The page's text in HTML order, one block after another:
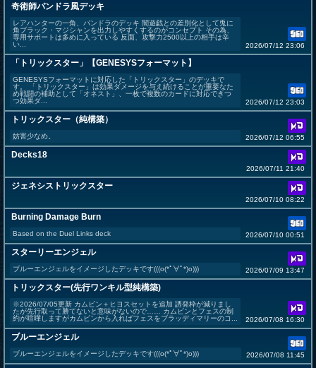
奇術師パンドラ風デッキ
レアハンターの一角、パンドラのデッキ 闇遊戯との差別化として兎に
角ブラック・マジシャンを出力しやすくするのがコンセプト その為、
専用サポートは多めに入っている 反面、攻撃力2500以上の相手は辛
い...
2026/07/12 23:06
「トリックスター」【GENESYSフォーマット】
GENESYSフォーマットに対応した「トリックスター」のデッキで
す。 「トリックスター」は効果ダメージを与え続けることが重要なた
め戦闘の補助として「オネスト」、一枚で複数のカードに対応できつ
つ効果ダ...
2026/07/12 23:03
トリックスター（純構築）
妨害少なめ。 2026/07/12 06:55
Decks18
2026/07/11 21:40
ジェネシストリックスター
2026/07/10 08:22
Burning Damage Burn
Based on the Duel Links deck 2026/07/10 00:51
スターリーエンジェル
ブルーエンジェルをイメージしたデッキです(((o(*ﾟ∀ﾟ*)o))) 2026/07/09 13:47
トリックスター(先行ワンキル型純構築)
※2026/07/05更新 カムビン＋ヒヨスセットを追加 誘発枠が減りまし
たが先行取って勝てないと意味がないので…… カムビンとフェスの制
約が喧嘩しますがカムビンから入ればフェスをブラッディマリーのコ...
2026/07/08 16:30
ブルーエンジェル
ブルーエンジェルをイメージしたデッキです(((o(*ﾟ∀ﾟ*)o))) 2026/07/08 11:45